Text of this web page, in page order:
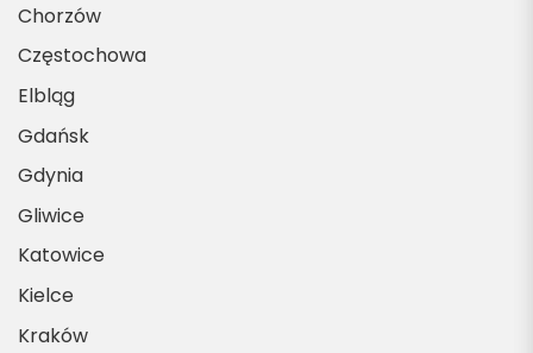
Chorzów
Częstochowa
Elbląg
Gdańsk
Gdynia
Gliwice
Katowice
Kielce
Kraków